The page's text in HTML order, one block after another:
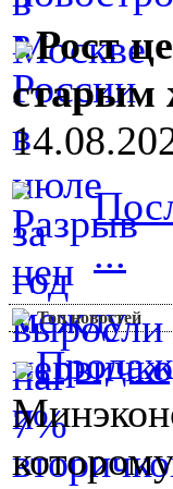
Рост
старым
...
Топ новостей